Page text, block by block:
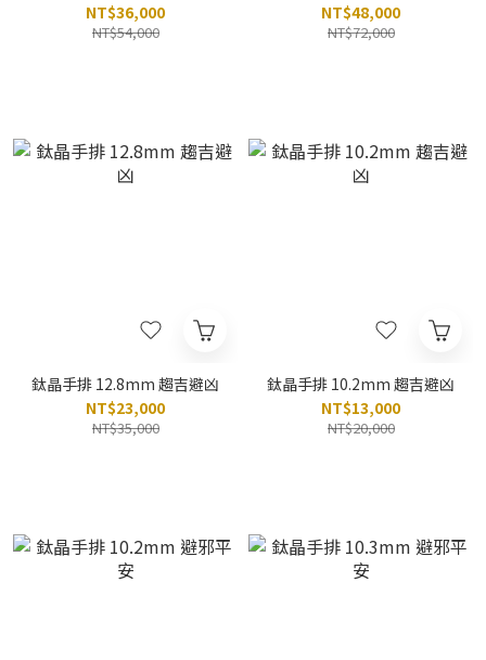
NT$36,000
NT$54,000
NT$48,000
NT$72,000
鈦晶手排 12.8mm 趨吉避凶
NT$23,000
NT$35,000
鈦晶手排 10.2mm 趨吉避凶
NT$13,000
NT$20,000